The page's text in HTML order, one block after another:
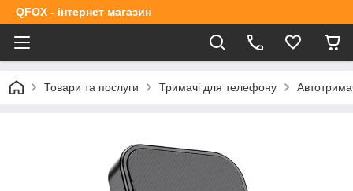
QFOX - інтернет магазин
Товари та послуги Тримачі для телефону